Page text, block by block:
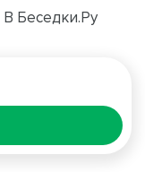
Беседки.Ру